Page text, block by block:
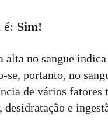
é: Sim!
alta no sangue
se, portanto, no
de vários fatores
desidratação e